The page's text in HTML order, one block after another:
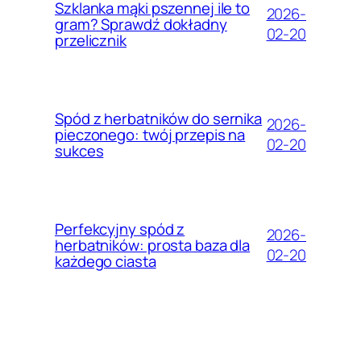
Szklanka mąki pszennej ile to
gram? Sprawdź dokładny
przelicznik
2026-
02-20
Spód z herbatników do sernika
pieczonego: twój przepis na
sukces
2026-
02-20
Perfekcyjny spód z
herbatników: prosta baza dla
każdego ciasta
2026-
02-20